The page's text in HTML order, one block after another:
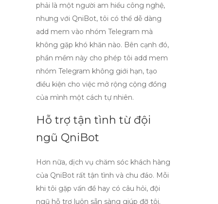
phải là một người am hiểu công nghệ,
nhưng với QniBot, tôi có thể dễ dàng
add mem vào nhóm Telegram mà
không gặp khó khăn nào. Bên cạnh đó,
phần mềm này cho phép tôi add mem
nhóm Telegram không giới hạn, tạo
điều kiện cho việc mở rộng cộng đồng
của mình một cách tự nhiên.
Hỗ trợ tận tình từ đội
ngũ QniBot
Hơn nữa, dịch vụ chăm sóc khách hàng
của QniBot rất tận tình và chu đáo. Mỗi
khi tôi gặp vấn đề hay có câu hỏi, đội
ngũ hỗ trợ luôn sẵn sàng giúp đỡ tôi.